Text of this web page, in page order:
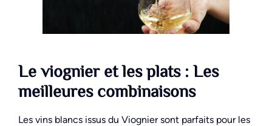
Le viognier et les plats : Les
meilleures combinaisons
Les vins blancs issus du Viognier sont parfaits pour les